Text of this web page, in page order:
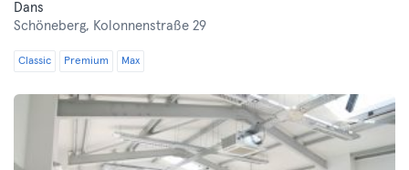
Dans
Schöneberg, Kolonnenstraße 29
Classic Premium Max